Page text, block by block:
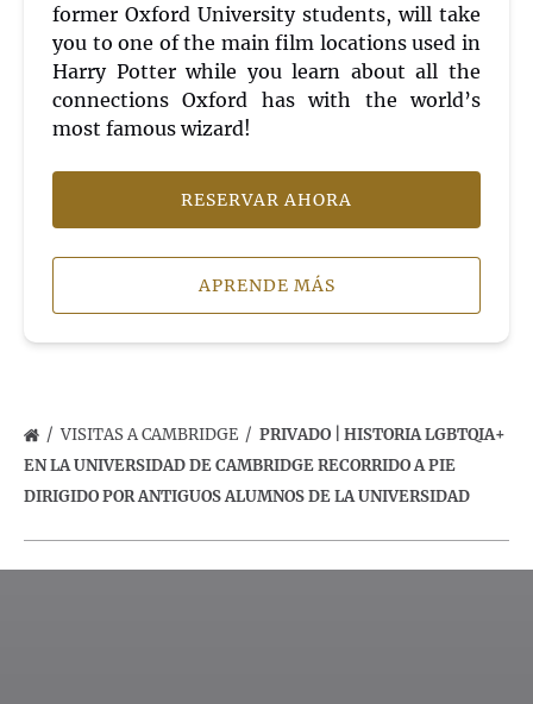
Alumni
former Oxford University students, will take
you to one of the main film locations used in
Harry Potter while you learn about all the
connections Oxford has with the world’s
most famous wizard!
RESERVAR AHORA
APRENDE MÁS
VISITAS A CAMBRIDGE
PRIVADO | HISTORIA LGBTQIA+
EN LA UNIVERSIDAD DE CAMBRIDGE RECORRIDO A PIE
DIRIGIDO POR ANTIGUOS ALUMNOS DE LA UNIVERSIDAD